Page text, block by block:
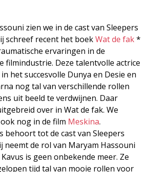
zien we in de cast van Sleepers
schreef recent het boekWat de fak*
ervaringen in de
filmindustrie. Deze talentvolle actrice
het succesvolle Dunya en Desie en
nog tal van verschillende rollen
uit beeld te verdwijnen. Daar
over in Wat de fak. We
nog in de film Meskina.
behoort tot de cast van Sleepers
neemt de rol van Maryam Hassouni
is geen onbekende meer. Ze
tijd tal van mooie rollen voor